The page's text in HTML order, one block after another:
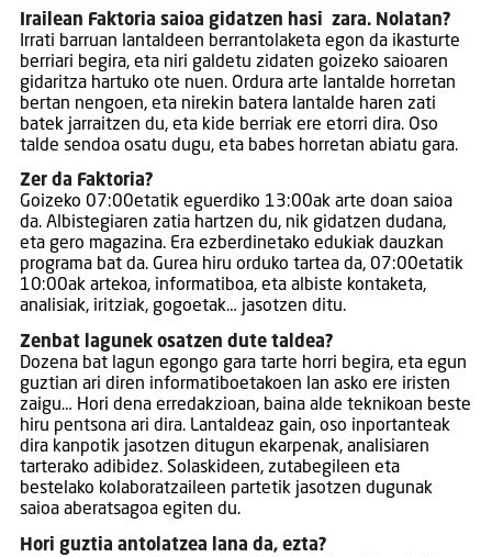
Irailean Faktoria saioa gidatzen hasi zara. Nolatan?
Irrati barruan lantaldeen berrantolaketa egon da ikasturte
berriari begira, eta niri galdetu zidaten goizeko saioaren
gidaritza hartuko ote nuen. Ordura arte lantalde horretan
bertan nengoen, eta nirekin batera lantalde haren zati
batek jarraitzen du, eta kide berriak ere etorri dira. Oso
talde sendoa osatu dugu, eta babes horretan abiatu gara.
Zer da Faktoria?
Goizeko 07:00etatik eguerdiko 13:00ak arte doan saioa
da. Albistegiaren zatia hartzen du, nik gidatzen dudana,
eta gero magazina. Era ezberdinetako edukiak dauzkan
programa bat da. Gurea hiru orduko tartea da, 07:00etatik
10:00ak artekoa, informatiboa, eta albiste kontaketa,
analisiak, iritziak, gogoetak… jasotzen ditu.
Zenbat lagunek osatzen dute taldea?
Dozena bat lagun egongo gara tarte horri begira, eta egun
guztian ari diren informatiboetakoen lan asko ere iristen
zaigu… Hori dena erredakzioan, baina alde teknikoan beste
hiru pentsona ari dira. Lantaldeaz gain, oso inportanteak
dira kanpotik jasotzen ditugun ekarpenak, analisiaren
tarterako adibidez. Solaskideen, zutabegileen eta
bestelako kolaboratzaileen partetik jasotzen dugunak
saioa aberatsagoa egiten du.
Hori guztia antolatzea lana da, ezta?